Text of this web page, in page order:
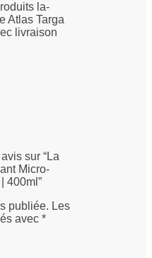
la-
Atlas Targa
livraison
sur “La
Micro-
400ml”
publiée. Les
avec *